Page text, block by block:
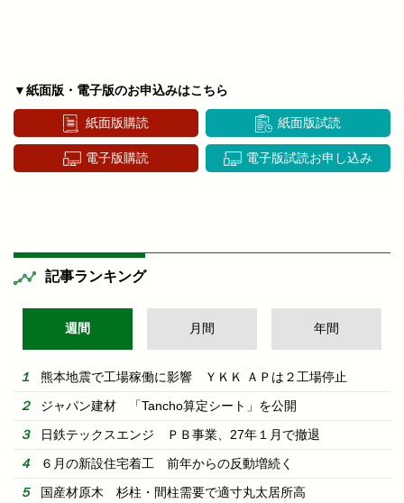
▼紙面版・電子版のお申込みはこちら
紙面版購読 紙面版試読
電子版購読 電子版試読お申し込み
記事ランキング
週間 月間 年間
熊本地震で工場稼働に影響 ＹＫＫ ＡＰは２工場停止
ジャパン建材 「Tancho算定シート」を公開
日鉄テックスエンジ ＰＢ事業、27年１月で撤退
６月の新設住宅着工 前年からの反動増続く
国産材原木 杉柱・間柱需要で適寸丸太居所高